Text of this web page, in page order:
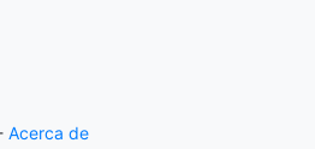
Acerca de